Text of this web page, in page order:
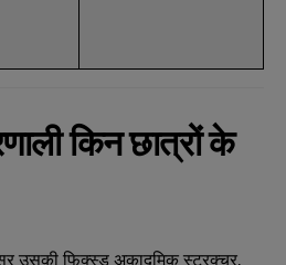
किन छात्रों के
उसकी फिक्स्ड अकादमिक स्ट्रक्चर,